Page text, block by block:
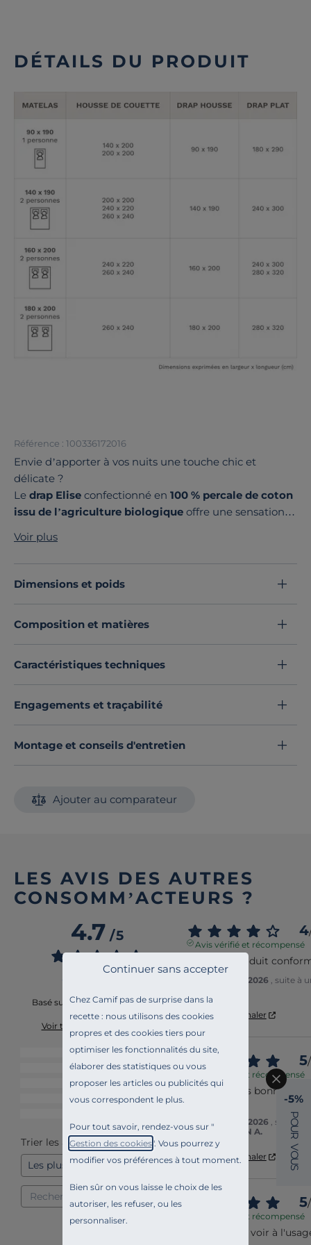
Chez Camif pas de surprise dans la
recette : nous utilisons des cookies
propres et des cookies tiers pour
optimiser les fonctionnalités du site,
élaborer des statistiques ou vous
proposer les articles ou publicités qui
vous correspondent le plus.
Pour tout savoir, rendez-vous sur "
Gestion des cookies". Vous pourrez y
modifier vos préférences à tout moment.
Bien sûr on vous laisse le choix de les
autoriser, les refuser, ou les
personnaliser.
Continuer sans accepter
DÉTAILS DU PRODUIT
Référence : 100336172016
Envie d’apporter à vos nuits une touche chic et
délicate ?
Le drap Elise confectionné en 100 % percale de coton
issu de l’agriculture biologique offre une sensation
Fabriqué en France
palette de couleurs et de dimensionspour s’adapter
à tous les styles de chambre.
Découvrez toute notre sélection :
Voir plus
Dimensions et poids
Composition et matières
Caractéristiques techniques
Engagements et traçabilité
Montage et conseils d'entretien
Ajouter au comparateur
LES AVIS DES AUTRES
CONSOMM’ACTEURS ?
4.7/5
Basé sur 32 avis soumis à un
contrôle
Voir tous les avis sur ce site
25
6
0
0
Trier les avis
4
Avis vérifié et récompensé
RAS Bon produit
08/07/2026 , suite à
Utile Signaler
5/
Avis vérifié et récompensé
Draps de très bonne
Avis du 26/04/2026 , suite à
parSEBASTIEN A.
Utile (0) Signaler
5/
Avis vérifié et récompensé
Conforme. À voir à
-5%
P
O
U
R
V
O
U
S